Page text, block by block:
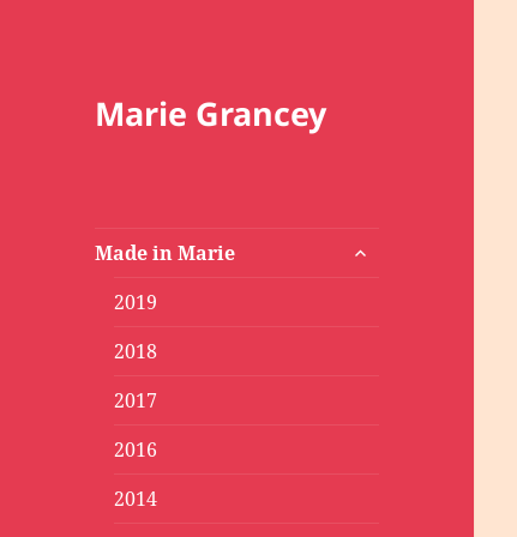
Marie Grancey
Made in Marie
ouvrir
2019
2018
2017
2016
2014